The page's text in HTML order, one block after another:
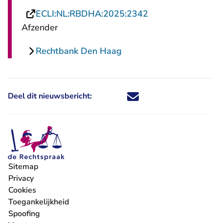
ECLI:NL:RBDHA:2025:2342
Afzender
Rechtbank Den Haag
Deel dit nieuwsbericht: Deel dit nieuwsbericht via X -
Deel dit nieuwsbericht via
Deel dit nieuwsbericht
Deel dit
Sitemap
Privacy
Cookies
Toegankelijkheid
Spoofing